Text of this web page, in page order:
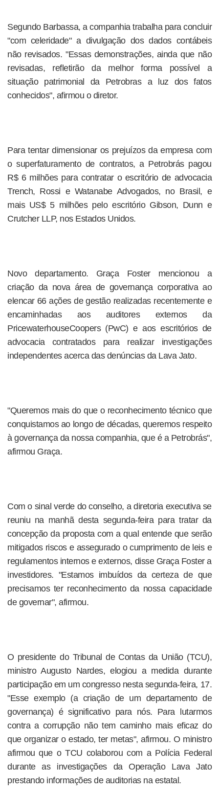
Segundo Barbassa, a companhia trabalha para concluir
"com celeridade" a divulgação dos dados contábeis
não revisados. "Essas demonstrações, ainda que não
revisadas, refletirão da melhor forma possível a
situação patrimonial da Petrobras a luz dos fatos
conhecidos", afirmou o diretor.
Para tentar dimensionar os prejuízos da empresa com
o superfaturamento de contratos, a Petrobrás pagou
R$ 6 milhões para contratar o escritório de advocacia
Trench, Rossi e Watanabe Advogados, no Brasil, e
mais US$ 5 milhões pelo escritório Gibson, Dunn e
Crutcher LLP, nos Estados Unidos.
Novo departamento. Graça Foster mencionou a
criação da nova área de governança corporativa ao
elencar 66 ações de gestão realizadas recentemente e
encaminhadas aos auditores externos da
PricewaterhouseCoopers (PwC) e aos escritórios de
advocacia contratados para realizar investigações
independentes acerca das denúncias da Lava Jato.
"Queremos mais do que o reconhecimento técnico que
conquistamos ao longo de décadas, queremos respeito
à governança da nossa companhia, que é a Petrobrás",
afirmou Graça.
Com o sinal verde do conselho, a diretoria executiva se
reuniu na manhã desta segunda-feira para tratar da
concepção da proposta com a qual entende que serão
mitigados riscos e assegurado o cumprimento de leis e
regulamentos internos e externos, disse Graça Foster a
investidores. "Estamos imbuídos da certeza de que
precisamos ter reconhecimento da nossa capacidade
de governar", afirmou.
O presidente do Tribunal de Contas da União (TCU),
ministro Augusto Nardes, elogiou a medida durante
participação em um congresso nesta segunda-feira, 17.
"Esse exemplo (a criação de um departamento de
governança) é significativo para nós. Para lutarmos
contra a corrupção não tem caminho mais eficaz do
que organizar o estado, ter metas", afirmou. O ministro
afirmou que o TCU colaborou com a Polícia Federal
durante as investigações da Operação Lava Jato
prestando informações de auditorias na estatal.